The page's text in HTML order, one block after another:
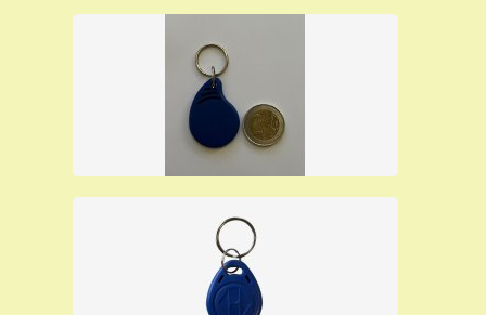
I nostri terminali di controllo accessi sono molto
affidabili e vengono offerti al prezzo per rivenditori che
è il più basso del mercato, solo per questo mese, sono
in pronta consegna ad un prezzo particolarmente
E' possibile acquistare i nostri prodotti direttamente da
questo sito pagando con carta di credito, Paypal o
bonifico bancario e riceverai con corriere espresso la
merce che è sempre in pronta consegna.